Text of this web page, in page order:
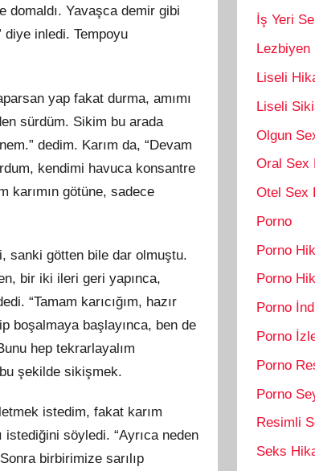
domaldı. Yavaşca demir gibi
diye inledi. Tempoyu
yap fakat durma, amımı
sürdüm. Sikim bu arada
dedim. Karım da, “Devam
kendimi havuca konsantre
karımın götüne, sadece
sanki götten bile dar olmuştu.
bir iki ileri geri yapınca,
“Tamam karıcığım, hazır
boşalmaya başlayınca, ben de
hep tekrarlayalım
şekilde sikişmek.
istedim, fakat karım
istediğini söyledi. “Ayrıca neden
birbirimize sarılıp
İş Yeri
Liseli
Liseli
Olgun
Oral Sex
Otel Sex
Porno
Porno
Porno
Porno
Porno
Porno
Porno
Resimli
Seks